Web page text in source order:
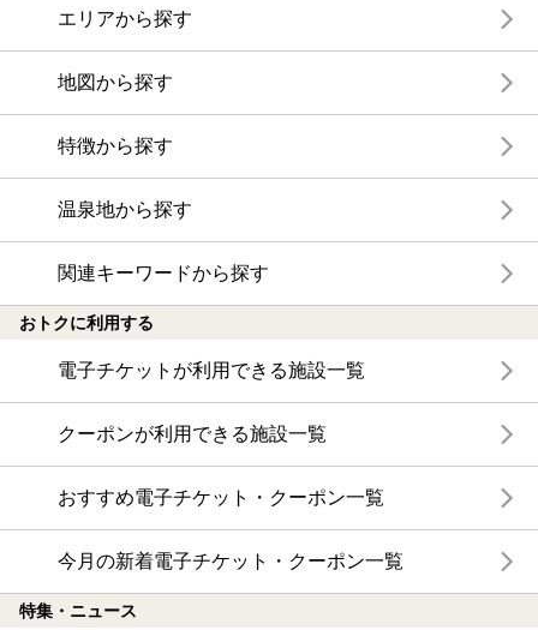
エリアから探す
地図から探す
特徴から探す
温泉地から探す
関連キーワードから探す
おトクに利用する
電子チケットが利用できる施設一覧
クーポンが利用できる施設一覧
おすすめ電子チケット・クーポン一覧
今月の新着電子チケット・クーポン一覧
特集・ニュース